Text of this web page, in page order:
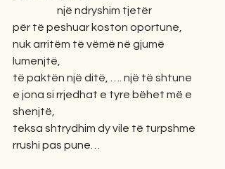
                     një ndryshim tjetër
për të peshuar koston oportune,
nuk arritëm të vëmë në gjumë
lumenjtë,
të paktën një ditë, …. një të shtune
e jona si rrjedhat e tyre bëhet më e
shenjtë,
teksa shtrydhim dy vile të turpshme
rrushi pas pune…